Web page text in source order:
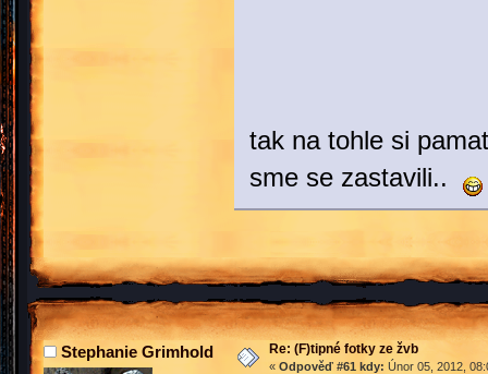
tak na tohle si
sme se zastavili..
Stephanie Grimhold Re: (F)tipné fotky ze žvb
« Odpověď #61 kdy: Únor 05, 2012,